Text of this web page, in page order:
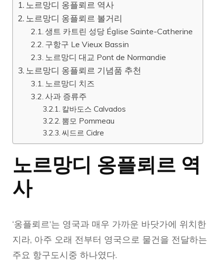
노르망디 옹플뢰르 역사
노르망디 옹플뢰르 볼거리
생트 카트린 성당 Église Sainte-Catherine
구항구 Le Vieux Bassin
노르망디 대교 Pont de Normandie
노르망디 옹플뢰르 기념품 추천
노르망디 치즈
사과 증류주
칼바도스 Calvados
뽐모 Pommeau
씨드르 Cidre
노르망디 옹플뢰르 역
사
‘옹플뢰르’는 영국과 매우 가까운 바닷가에 위치한
지라, 아주 오래 전부터 영국으로 물건을 전달하는
주요 항구도시중 하나였다.